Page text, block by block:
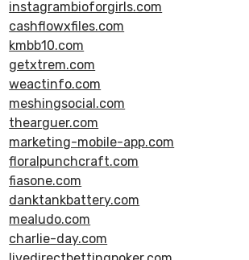
instagrambioforgirls.com
cashflowxfiles.com
kmbb10.com
getxtrem.com
weactinfo.com
meshingsocial.com
thearguer.com
marketing-mobile-app.com
floralpunchcraft.com
fiasone.com
danktankbattery.com
mealudo.com
charlie-day.com